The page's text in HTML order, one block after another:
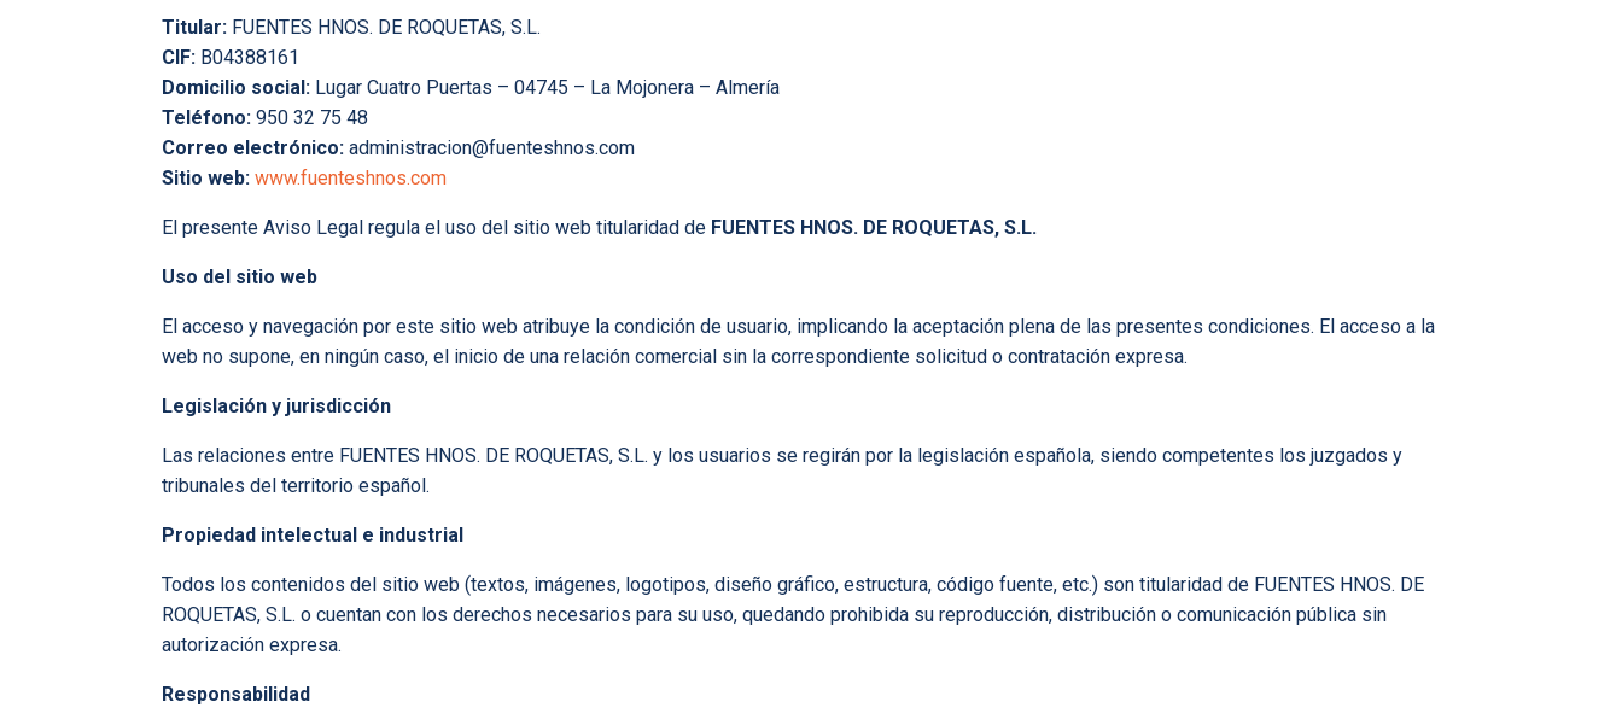
Titular: FUENTES HNOS. DE ROQUETAS, S.L.
CIF: B04388161
Domicilio social: Lugar Cuatro Puertas – 04745 – La Mojonera – Almería
Teléfono: 950 32 75 48
Correo electrónico: administracion@fuenteshnos.com
Sitio web: www.fuenteshnos.com
El presente Aviso Legal regula el uso del sitio web titularidad de FUENTES HNOS. DE ROQUETAS, S.L.
Uso del sitio web
El acceso y navegación por este sitio web atribuye la condición de usuario, implicando la aceptación plena de las presentes condiciones. El acceso a la
web no supone, en ningún caso, el inicio de una relación comercial sin la correspondiente solicitud o contratación expresa.
Legislación y jurisdicción
Las relaciones entre FUENTES HNOS. DE ROQUETAS, S.L. y los usuarios se regirán por la legislación española, siendo competentes los juzgados y
tribunales del territorio español.
Propiedad intelectual e industrial
Todos los contenidos del sitio web (textos, imágenes, logotipos, diseño gráfico, estructura, código fuente, etc.) son titularidad de FUENTES HNOS. DE
ROQUETAS, S.L. o cuentan con los derechos necesarios para su uso, quedando prohibida su reproducción, distribución o comunicación pública sin
autorización expresa.
Responsabilidad